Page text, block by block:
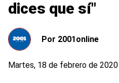
dices que sí"
Por 2001online
Martes, 18 de febrero de